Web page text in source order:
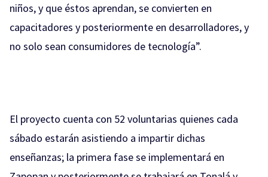
niños, y que éstos aprendan, se convierten en
capacitadores y posteriormente en desarrolladores, y
no solo sean consumidores de tecnología”.
El proyecto cuenta con 52 voluntarias quienes cada
sábado estarán asistiendo a impartir dichas
enseñanzas; la primera fase se implementará en